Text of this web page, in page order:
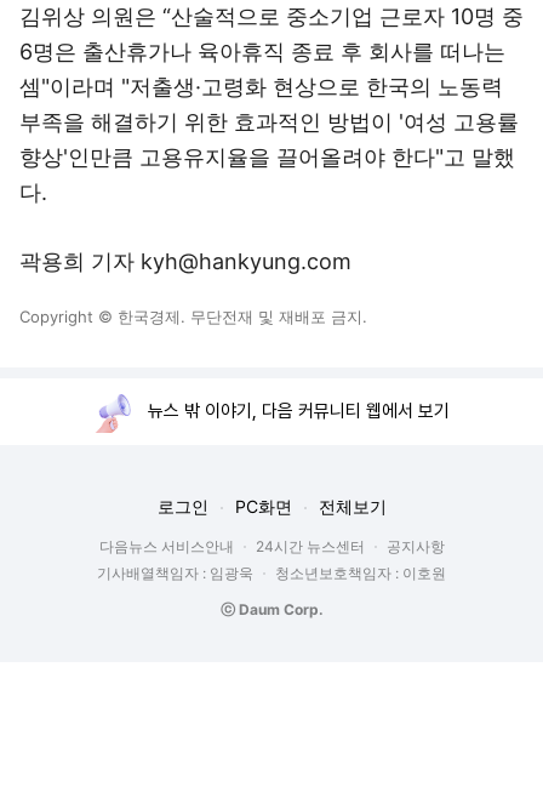
김위상 의원은 “산술적으로 중소기업 근로자 10명 중
6명은 출산휴가나 육아휴직 종료 후 회사를 떠나는
셈"이라며 "저출생·고령화 현상으로 한국의 노동력
부족을 해결하기 위한 효과적인 방법이 '여성 고용률
향상'인만큼 고용유지율을 끌어올려야 한다"고 말했
다.
곽용희 기자 kyh@hankyung.com
Copyright © 한국경제. 무단전재 및 재배포 금지.
뉴스 밖 이야기, 다음 커뮤니티 웹에서 보기
로그인 PC화면 전체보기
다음뉴스 서비스안내 24시간 뉴스센터
공지사항
기사배열책임자 : 임광욱
청소년보호책임자 : 이호원
ⓒ Daum Corp.